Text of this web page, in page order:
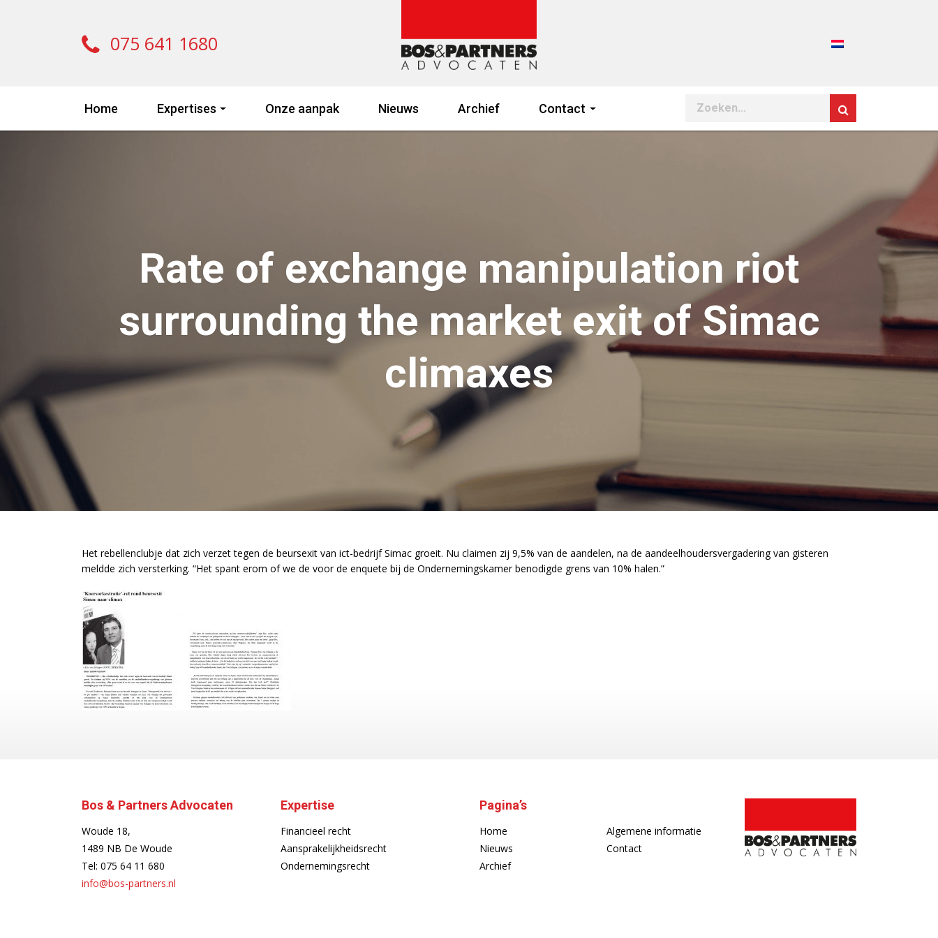
075 641 1680
Home Expertises Onze aanpak Nieuws Archief Contact
Rate of exchange manipulation riot
surrounding the market exit of Simac
climaxes
Het rebellenclubje dat zich verzet tegen de beursexit van ict-bedrijf Simac groeit. Nu claimen zij 9,5% van de aandelen, na de aandeelhoudersvergadering van gisteren
meldde zich versterking. “Het spant erom of we de voor de enquete bij de Ondernemingskamer benodigde grens van 10% halen.”
Bos & Partners Advocaten
Woude 18,
1489 NB De Woude
Tel: 075 64 11 680
info@bos-partners.nl
Expertise
Financieel recht
Aansprakelijkheidsrecht
Ondernemingsrecht
Pagina’s
Home
Nieuws
Archief
Algemene informatie
Contact